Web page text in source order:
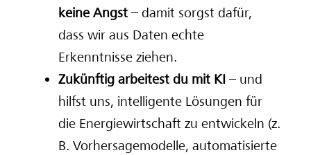
keine Angst – damit sorgst dafür,
dass wir aus Daten echte
Erkenntnisse ziehen.
Zukünftig arbeitest du mit KI – und
hilfst uns, intelligente Lösungen für
die Energiewirtschaft zu entwickeln (z.
B. Vorhersagemodelle, automatisierte